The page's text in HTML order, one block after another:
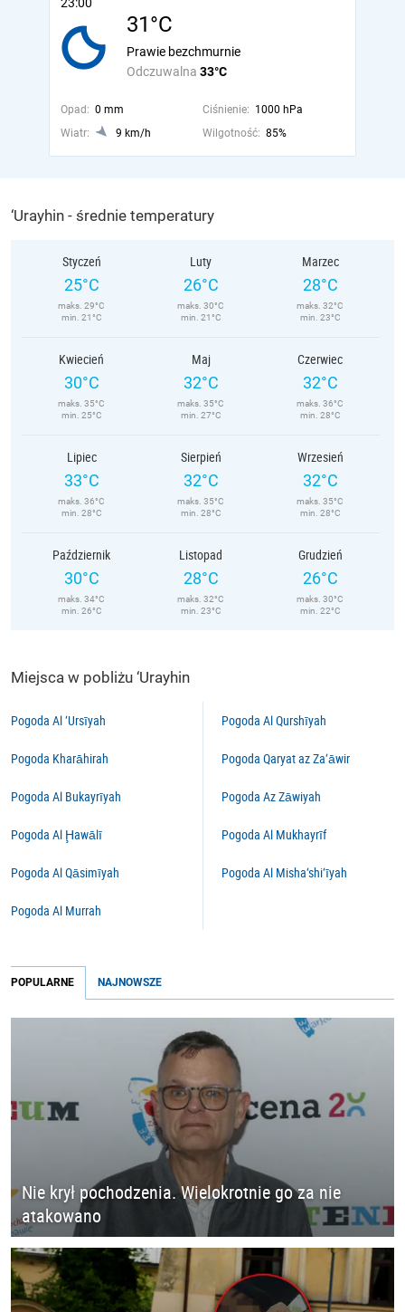
31°C
Odczuwalna 33°C
Prawie bezchmurnie
Opad: 0 mm Ciśnienie: 1000 hPa
Wiatr:
9 km/h Wilgotność: 85%
‘Urayhin - średnie temperatury
Styczeń
25°C
maks. 29°C
min. 21°C
Luty
26°C
maks. 30°C
min. 21°C
Marzec
28°C
maks. 32°C
min. 23°C
Kwiecień
30°C
maks. 35°C
min. 25°C
Maj
32°C
maks. 35°C
min. 27°C
Czerwiec
32°C
maks. 36°C
min. 28°C
Lipiec
33°C
maks. 36°C
min. 28°C
Sierpień
32°C
maks. 35°C
min. 28°C
Wrzesień
32°C
maks. 35°C
min. 28°C
Październik
30°C
maks. 34°C
min. 26°C
Listopad
28°C
maks. 32°C
min. 23°C
Grudzień
26°C
maks. 30°C
min. 22°C
Miejsca w pobliżu ‘Urayhin
Pogoda Al ‘Ursīyah
Pogoda Kharāhirah
Pogoda Al Bukayrīyah
Pogoda Al Ḩawālī
Pogoda Al Qāsimīyah
Pogoda Al Murrah
Pogoda Al Qurshīyah
Pogoda Qaryat az Za‘āwir
Pogoda Az Zāwiyah
Pogoda Al Mukhayrīf
Pogoda Al Misha‘shi‘īyah
POPULARNE NAJNOWSZE
Nie krył pochodzenia. Wielokrotnie go za nie
atakowano